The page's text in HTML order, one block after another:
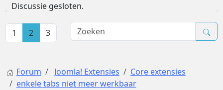
Discussie gesloten.
1 2 3
Forum Joomla! Extensies
Core extensies
enkele tabs niet meer werkbaar